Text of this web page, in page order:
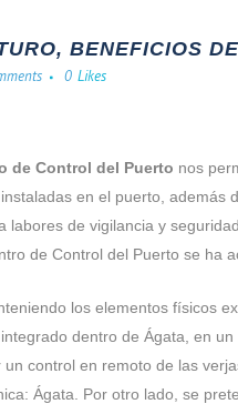
BENEFICIOS
0 Likes
de Control del Puerto nos
en el puerto,
labores de vigilancia y
de Control del Puerto se ha
los elementos físicos
dentro de Ágata, en
control en remoto de las
Ágata. Por otro lado, se